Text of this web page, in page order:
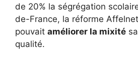
de 20% la ségrégation
de-France, la réforme
pouvait améliorer la mixité
qualité.